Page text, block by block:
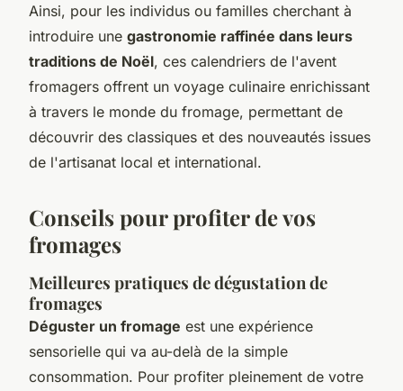
Ainsi, pour les individus ou familles cherchant à
introduire une gastronomie raffinée dans leurs
traditions de Noël, ces calendriers de l'avent
fromagers offrent un voyage culinaire enrichissant
à travers le monde du fromage, permettant de
découvrir des classiques et des nouveautés issues
de l'artisanat local et international.
Conseils pour profiter de vos
fromages
Meilleures pratiques de dégustation de
fromages
Déguster un fromage est une expérience
sensorielle qui va au-delà de la simple
consommation. Pour profiter pleinement de votre